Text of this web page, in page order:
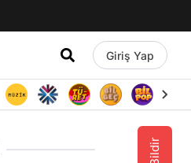
Giriş Yap